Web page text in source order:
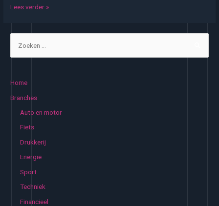
Het
een
Lees verder »
Home
Branches
Auto en motor
Fiets
Drukkerij
Energie
Sport
Techniek
Financieel